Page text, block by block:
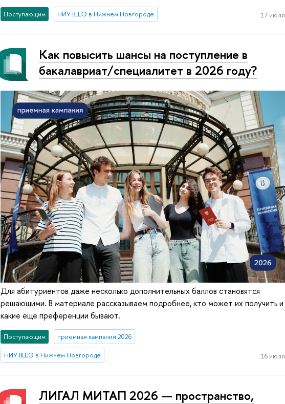
Поступающим НИУ ВШЭ в Нижнем Новгороде 17 июля
Как повысить шансы на поступление в
бакалавриат/специалитет в 2026 году?
Для абитуриентов даже несколько дополнительных баллов становятся
решающими. В материале рассказываем подробнее, кто может их получить и
какие еще преференции бывают.
Поступающим приемная кампания 2026
НИУ ВШЭ в Нижнем Новгороде 16 июля
ЛИГАЛ МИТАП 2026 — пространство,